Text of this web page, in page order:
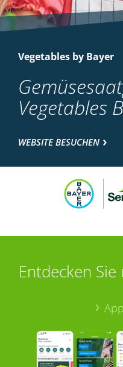
Vegetables by Bayer
Vegetables
WEBSITE BESUCHEN
Entdecken